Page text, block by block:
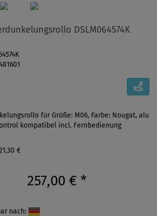
DSLM064574K
für Größe: M06, Farbe: Nougat, alu
kompatibel incl. Fernbedienung
€
257,00 € *
nach: